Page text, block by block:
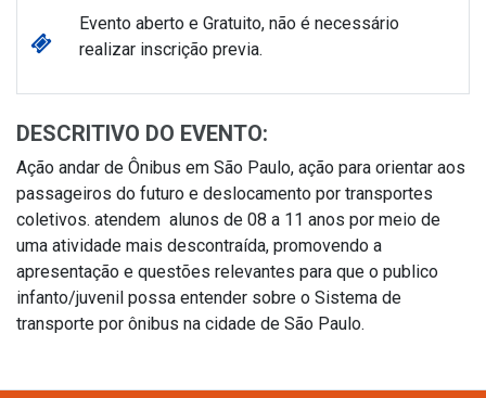
Evento aberto e Gratuito, não é necessário
realizar inscrição previa.
DESCRITIVO DO EVENTO:
Ação andar de Ônibus em São Paulo, ação para orientar aos
passageiros do futuro e deslocamento por transportes
coletivos. atendem alunos de 08 a 11 anos por meio de
uma atividade mais descontraída, promovendo a
apresentação e questões relevantes para que o publico
infanto/juvenil possa entender sobre o Sistema de
transporte por ônibus na cidade de São Paulo.